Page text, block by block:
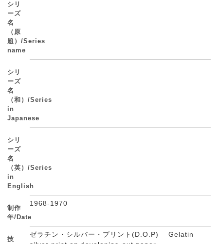
シリ
ーズ
名
（原
題）/Series
name
シリ
ーズ
名
（和）/Series
in
Japanese
シリ
ーズ
名
（英）/Series
in
English
制作
年/Date
1968-1970
技
ゼラチン・シルバー・プリント(D.O.P) Gelatin